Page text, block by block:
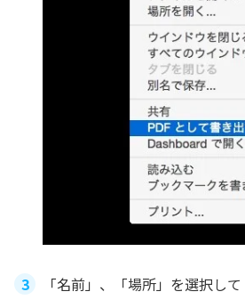
「名前」、「場所」を選択し